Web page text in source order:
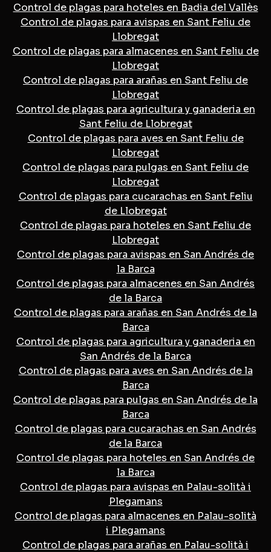
Control de plagas para hoteles en Badia del Vallès
Control de plagas para avispas en Sant Feliu de
Llobregat
Control de plagas para almacenes en Sant Feliu de
Llobregat
Control de plagas para arañas en Sant Feliu de
Llobregat
Control de plagas para agricultura y ganaderia en
Sant Feliu de Llobregat
Control de plagas para aves en Sant Feliu de
Llobregat
Control de plagas para pulgas en Sant Feliu de
Llobregat
Control de plagas para cucarachas en Sant Feliu
de Llobregat
Control de plagas para hoteles en Sant Feliu de
Llobregat
Control de plagas para avispas en San Andrés de
la Barca
Control de plagas para almacenes en San Andrés
de la Barca
Control de plagas para arañas en San Andrés de la
Barca
Control de plagas para agricultura y ganaderia en
San Andrés de la Barca
Control de plagas para aves en San Andrés de la
Barca
Control de plagas para pulgas en San Andrés de la
Barca
Control de plagas para cucarachas en San Andrés
de la Barca
Control de plagas para hoteles en San Andrés de
la Barca
Control de plagas para avispas en Palau-solità i
Plegamans
Control de plagas para almacenes en Palau-solità
i Plegamans
Control de plagas para arañas en Palau-solità i